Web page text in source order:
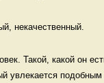
некачественный.
Такой, какой он
увлекается подобным